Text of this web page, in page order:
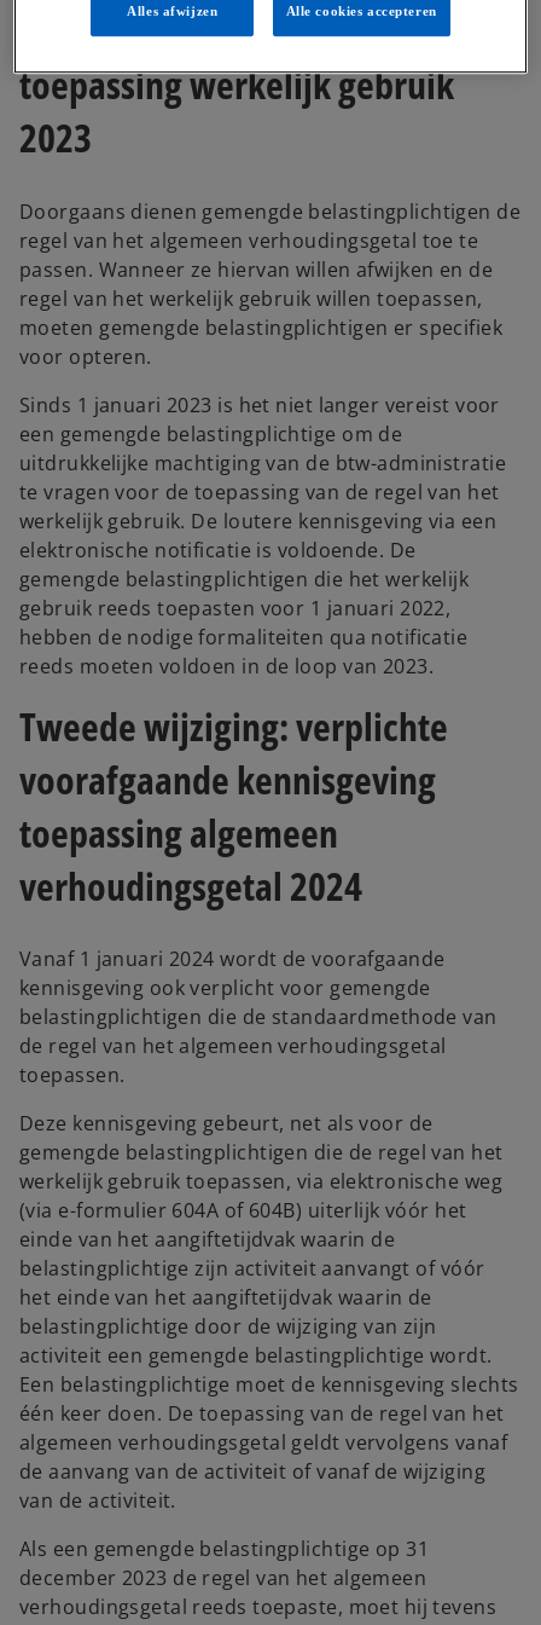
voorafgaande kennisgeving
toepassing werkelijk gebruik
2023
Doorgaans dienen gemengde belastingplichtigen de
regel van het algemeen verhoudingsgetal toe te
passen. Wanneer ze hiervan willen afwijken en de
regel van het werkelijk gebruik willen toepassen,
moeten gemengde belastingplichtigen er specifiek
voor opteren.
Sinds 1 januari 2023 is het niet langer vereist voor
een gemengde belastingplichtige om de
uitdrukkelijke machtiging van de btw-administratie
te vragen voor de toepassing van de regel van het
werkelijk gebruik. De loutere kennisgeving via een
elektronische notificatie is voldoende. De
gemengde belastingplichtigen die het werkelijk
gebruik reeds toepasten voor 1 januari 2022,
hebben de nodige formaliteiten qua notificatie
reeds moeten voldoen in de loop van 2023.
Tweede wijziging: verplichte
voorafgaande kennisgeving
toepassing algemeen
verhoudingsgetal 2024
Vanaf 1 januari 2024 wordt de voorafgaande
kennisgeving ook verplicht voor gemengde
belastingplichtigen die de standaardmethode van
de regel van het algemeen verhoudingsgetal
toepassen.
Deze kennisgeving gebeurt, net als voor de
gemengde belastingplichtigen die de regel van het
werkelijk gebruik toepassen, via elektronische weg
(via e-formulier 604A of 604B) uiterlijk vóór het
einde van het aangiftetijdvak waarin de
belastingplichtige zijn activiteit aanvangt of vóór
het einde van het aangiftetijdvak waarin de
belastingplichtige door de wijziging van zijn
activiteit een gemengde belastingplichtige wordt.
Een belastingplichtige moet de kennisgeving slechts
één keer doen. De toepassing van de regel van het
algemeen verhoudingsgetal geldt vervolgens vanaf
de aanvang van de activiteit of vanaf de wijziging
van de activiteit.
Als een gemengde belastingplichtige op 31
december 2023 de regel van het algemeen
verhoudingsgetal reeds toepaste, moet hij tevens
Alles afwijzen Alle cookies accepteren